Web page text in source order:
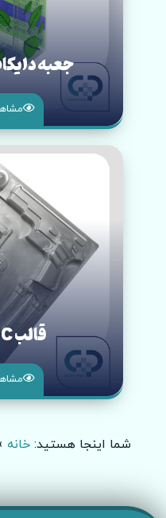
جعبه
قالب CNC وکیوم
شما اینجا هستید: خانه